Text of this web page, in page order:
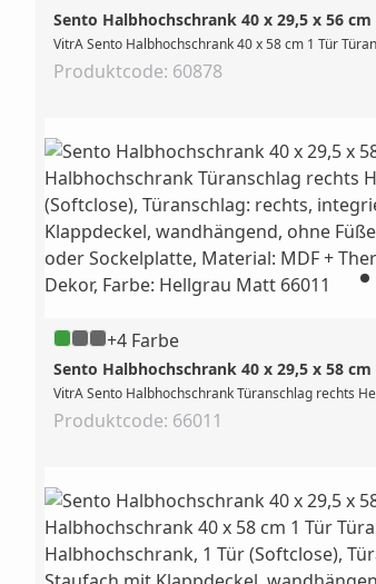
Sento Halbhochschrank 40 x 29,5 x 56
VitrA Sento Halbhochschrank 40 x 58 cm 1 Tür
Produktcode: 60878
+4 Farbe
Sento Halbhochschrank 40 x 29,5 x 58
VitrA Sento Halbhochschrank Türanschlag rechts
Produktcode: 66011